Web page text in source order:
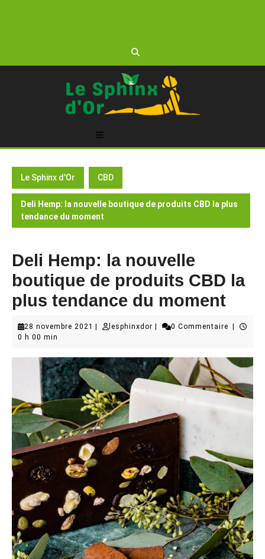
Open
Button
Le Sphinx d'Or CBD
Deli Hemp: la nouvelle boutique de produits CBD la plus
tendance du moment
Deli Hemp: la nouvelle
boutique de produits CBD la
plus tendance du moment
28 novembre 2021 28
lesphinxdorlesphinxdor
0 Commentaire
0 h 00 min